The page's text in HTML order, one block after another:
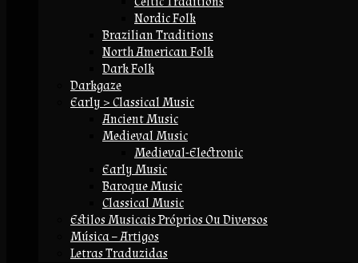
Nordic Folk
Brazilian Traditions
North American Folk
Dark Folk
Darkgaze
Early > Classical Music
Ancient Music
Medieval Music
Medieval-Electronic
Early Music
Baroque Music
Classical Music
Estilos Musicais Próprios Ou Diversos
Música – Artigos
Letras Traduzidas